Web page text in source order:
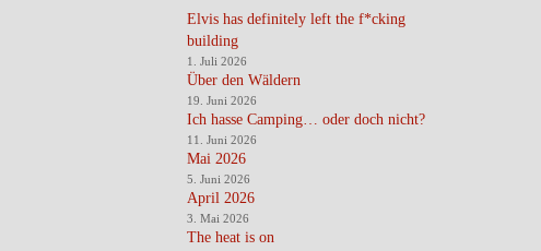
Elvis has definitely left the f*cking
building
1. Juli 2026
Über den Wäldern
19. Juni 2026
Ich hasse Camping… oder doch nicht?
11. Juni 2026
Mai 2026
5. Juni 2026
April 2026
3. Mai 2026
The heat is on